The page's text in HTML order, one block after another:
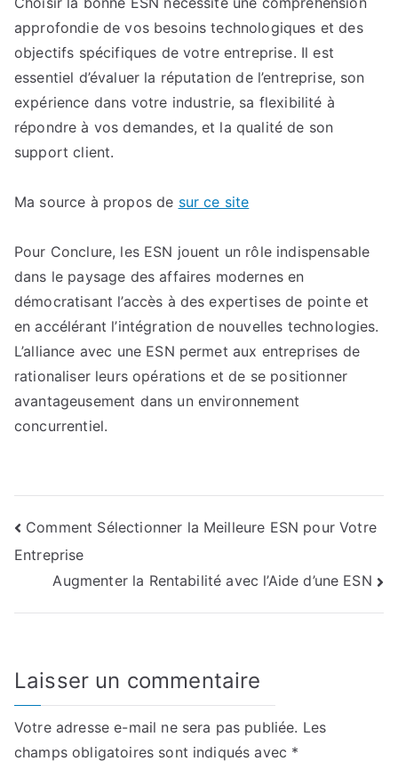
approfondie de vos besoins technologiques et des
objectifs spécifiques de votre entreprise. Il est
essentiel d’évaluer la réputation de l’entreprise, son
expérience dans votre industrie, sa flexibilité à
répondre à vos demandes, et la qualité de son
support client.
Ma source à propos de sur ce site
Pour Conclure, les ESN jouent un rôle indispensable
dans le paysage des affaires modernes en
démocratisant l’accès à des expertises de pointe et
en accélérant l’intégration de nouvelles technologies.
L’alliance avec une ESN permet aux entreprises de
rationaliser leurs opérations et de se positionner
avantageusement dans un environnement
concurrentiel.
Navigation
de
l’article
Comment Sélectionner la Meilleure ESN pour Votre
Entreprise
Augmenter la Rentabilité avec l’Aide d’une ESN
Laisser un commentaire
Votre adresse e-mail ne sera pas publiée. Les
champs obligatoires sont indiqués avec *